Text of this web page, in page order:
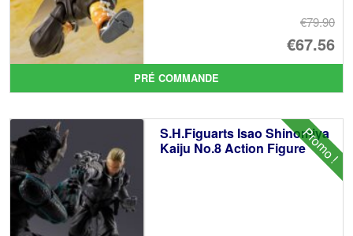
€79.90
Le
€67.56
Le
PRÉ COMMANDE
Promo !
S.H.Figuarts Isao Shinomiya
Kaiju No.8 Action Figure